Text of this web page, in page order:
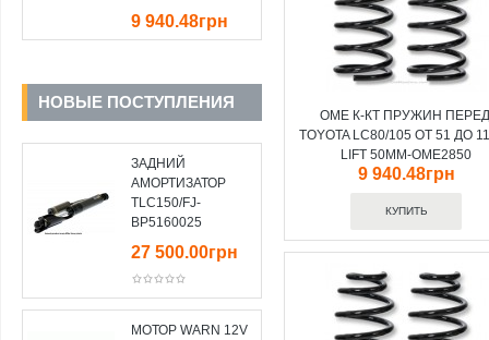
9 940.48грн
НОВЫЕ ПОСТУПЛЕНИЯ
ЗАДНИЙ
АМОРТИЗАТОР
TLC150/FJ-
BP5160025
27 500.00грн
МОТОР WARN 12V
OME К-КТ ПРУЖИН
TOYOTA LC80/105 ОТ 51 ДО
LIFT 50MM-OME2850
9 940.48грн